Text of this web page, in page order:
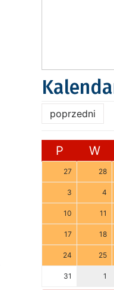
poprzedni
P W
27 28
3 4
10 11
17 18
24 25
31 1